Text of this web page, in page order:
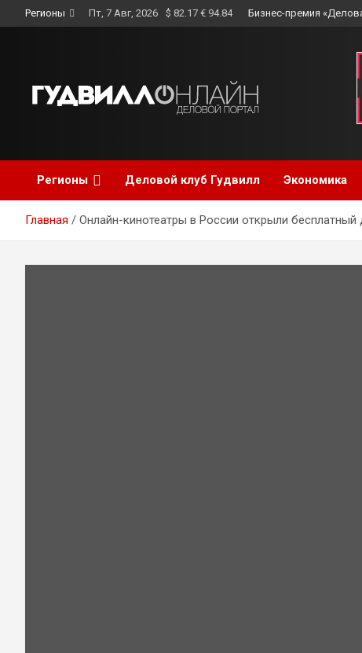
to
Регионы Пт, 7 Авг, 2026 $ 82.17 € 94.84 Бизнес-премия
Регионы Деловой клуб Гудвилл Экономика
Главная Онлайн-кинотеатры в России открыли бесплатный